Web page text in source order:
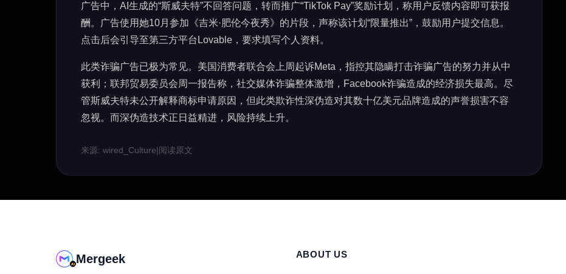
广告中，AI生成的“斯威夫特”不回答问题，转而推广“TikTok Pay”奖励计划，称用户反馈内容即可获报
酬。广告使用她10月参加《吉米·肥伦今夜秀》的片段，声称该计划“限量推出”，鼓励用户提交信息。
点击后会引导至第三方平台Lovable，要求填写个人资料。
此类诈骗广告已极为常见。美国消费者联合会上周起诉Meta，指控其隐瞒打击诈骗广告的努力并从中
获利；联邦贸易委员会周一报告称，社交媒体诈骗整体激增，Facebook诈骗造成的经济损失最高。尽
管斯威夫特未公开解释商标申请原因，但此类欺诈性深伪造对其数十亿美元品牌造成的声誉损害不容
忽视。而深伪造技术正日益精进，风险持续上升。
来源: wired_Culture|阅读原文
Mergeek ABOUT US